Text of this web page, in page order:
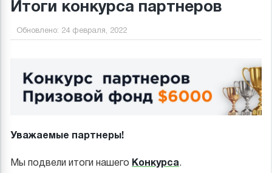
Итоги конкурса партнеров
Обновлено: 24 февраля, 2022
Уважаемые партнеры!
Мы подвели итоги нашего Конкурса.